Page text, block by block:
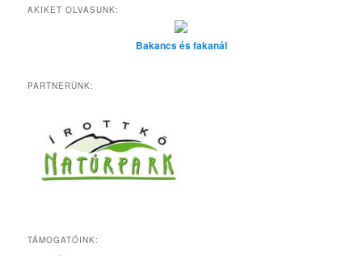
AKIKET OLVASUNK:
Bakancs és fakanál
PARTNERÜNK:
TÁMOGATÓINK: